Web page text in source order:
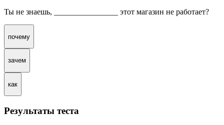
Ты не знаешь, ________________ этот магазин не работает?
почему
зачем
как
Результаты теста